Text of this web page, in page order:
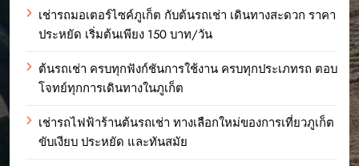
เช่ารถมอเตอร์ไซค์ภูเก็ต กับต้นรถเช่า เดินทางสะดวก ราคา
ประหยัด เริ่มต้นเพียง 150 บาท/วัน
ต้นรถเช่า ครบทุกฟังก์ชันการใช้งาน ครบทุกประเภทรถ ตอบ
โจทย์ทุกการเดินทางในภูเก็ต
เช่ารถไฟฟ้าร้านต้นรถเช่า ทางเลือกใหม่ของการเที่ยวภูเก็ต
ขับเงียบ ประหยัด และทันสมัย